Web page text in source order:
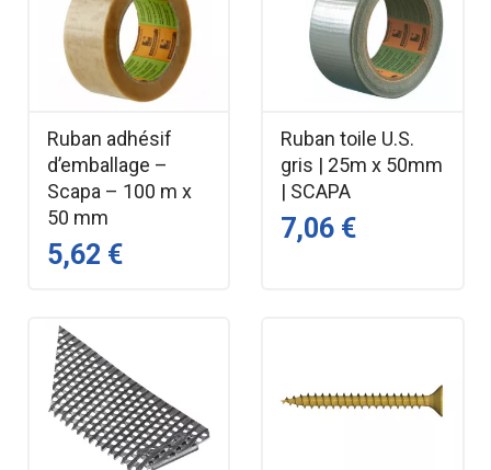
Ruban adhésif
d’emballage –
Scapa – 100 m x
50 mm
5,62 €
Ruban toile U.S.
gris | 25m x 50mm
| SCAPA
7,06 €